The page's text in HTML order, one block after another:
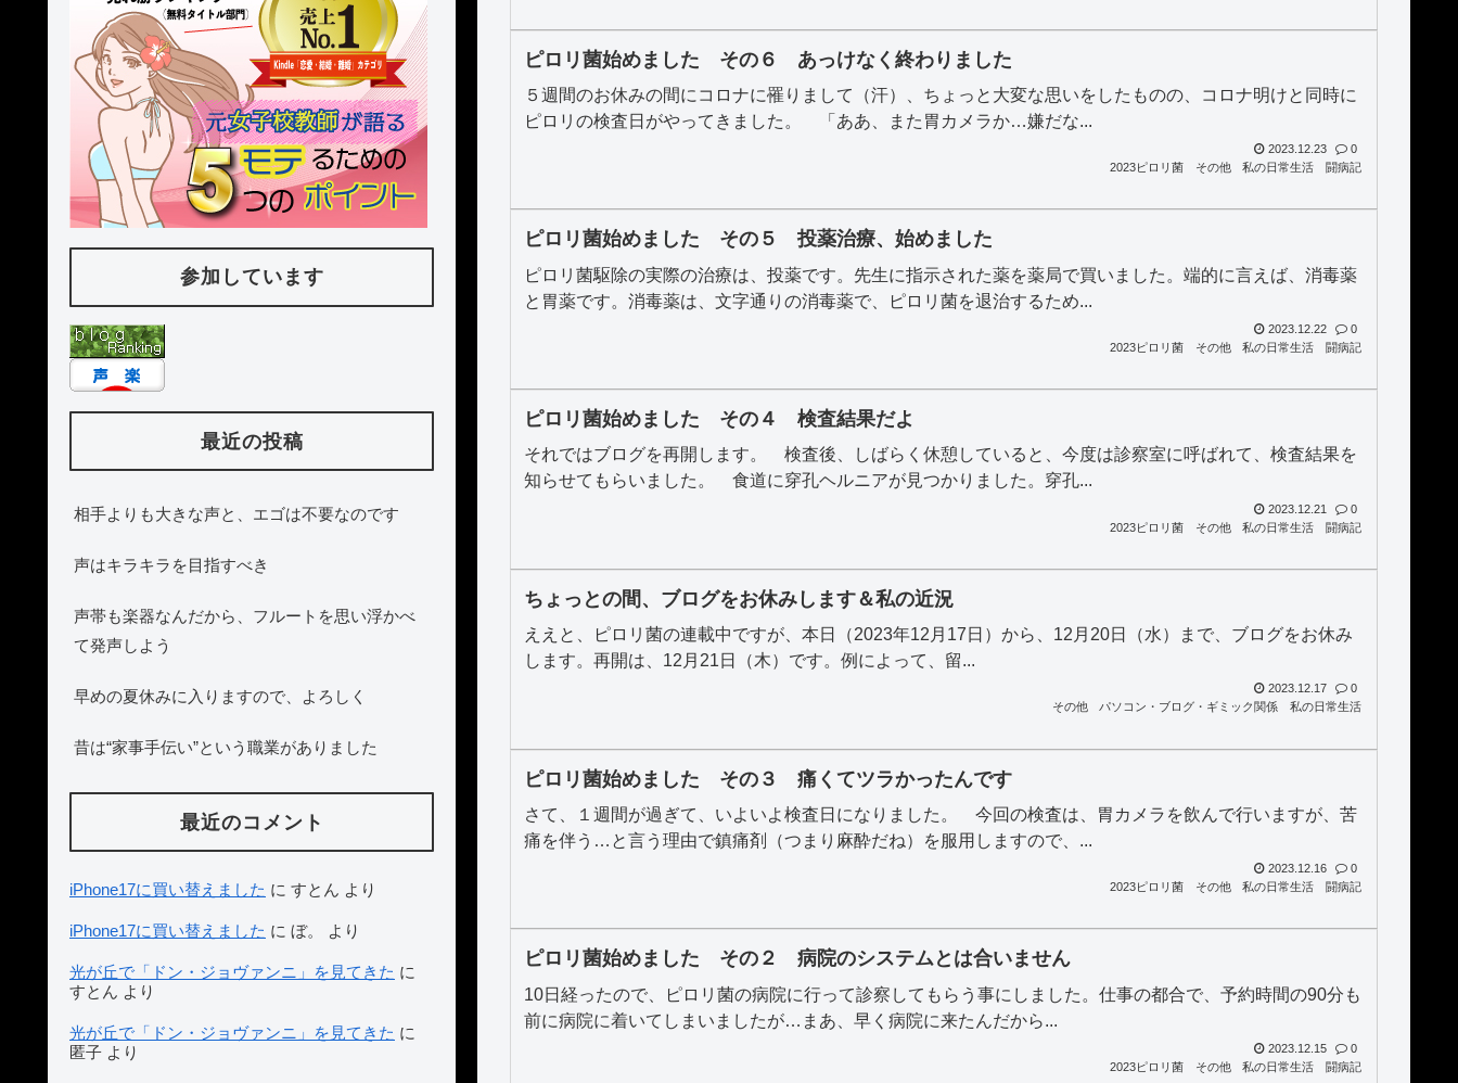
ピロリ菌始めました その６ あっけなく終わりました
５週間のお休みの間にコロナに罹りまして（汗）、ちょっと大変な思いをしたものの、コロナ明けと同時に
ピロリの検査日がやってきました。 「ああ、また胃カメラか…嫌だな...
2023.12.23
0
2023ピロリ菌
その他 私の日常生活 闘病記
ピロリ菌始めました その５ 投薬治療、始めました
ピロリ菌駆除の実際の治療は、投薬です。先生に指示された薬を薬局で買いました。端的に言えば、消毒薬
と胃薬です。消毒薬は、文字通りの消毒薬で、ピロリ菌を退治するため...
2023.12.22
0
2023ピロリ菌
その他 私の日常生活 闘病記
ピロリ菌始めました その４ 検査結果だよ
それではブログを再開します。 検査後、しばらく休憩していると、今度は診察室に呼ばれて、検査結果を
知らせてもらいました。 食道に穿孔ヘルニアが見つかりました。穿孔...
2023.12.21
0
2023ピロリ菌
その他 私の日常生活 闘病記
ちょっとの間、ブログをお休みします＆私の近況
ええと、ピロリ菌の連載中ですが、本日（2023年12月17日）から、12月20日（水）まで、ブログをお休み
します。再開は、12月21日（木）です。例によって、留...
2023.12.17
0
その他
パソコン・ブログ・ギミック関係 私の日常生活
ピロリ菌始めました その３ 痛くてツラかったんです
さて、１週間が過ぎて、いよいよ検査日になりました。 今回の検査は、胃カメラを飲んで行いますが、苦
痛を伴う…と言う理由で鎮痛剤（つまり麻酔だね）を服用しますので、...
2023.12.16
0
2023ピロリ菌
その他 私の日常生活 闘病記
ピロリ菌始めました その２ 病院のシステムとは合いません
10日経ったので、ピロリ菌の病院に行って診察してもらう事にしました。仕事の都合で、予約時間の90分も
前に病院に着いてしまいましたが…まあ、早く病院に来たんだから...
2023.12.15
0
2023ピロリ菌
その他 私の日常生活 闘病記
参加しています
最近の投稿
相手よりも大きな声と、エゴは不要なのです
声はキラキラを目指すべき
声帯も楽器なんだから、フルートを思い浮かべ
て発声しよう
早めの夏休みに入りますので、よろしく
昔は“家事手伝い”という職業がありました
最近のコメント
iPhone17に買い替えました に すとん より
iPhone17に買い替えました に ぼ。 より
光が丘で「ドン・ジョヴァンニ」を見てきた に
すとん より
光が丘で「ドン・ジョヴァンニ」を見てきた に
匿子 より